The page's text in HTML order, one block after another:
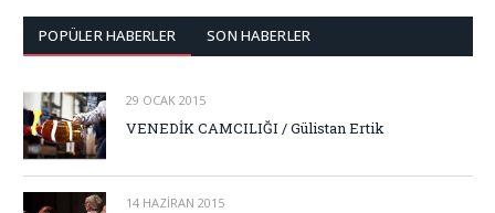
POPÜLER HABERLER SON HABERLER
29 OCAK 2015
VENEDİK CAMCILIĞI / Gülistan Ertik
14 HAZIRAN 2015